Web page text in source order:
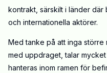
kontrakt, särskilt i länder
och internationella aktörer.
Med tanke på att inga större
med uppdraget, talar
hanteras inom ramen för